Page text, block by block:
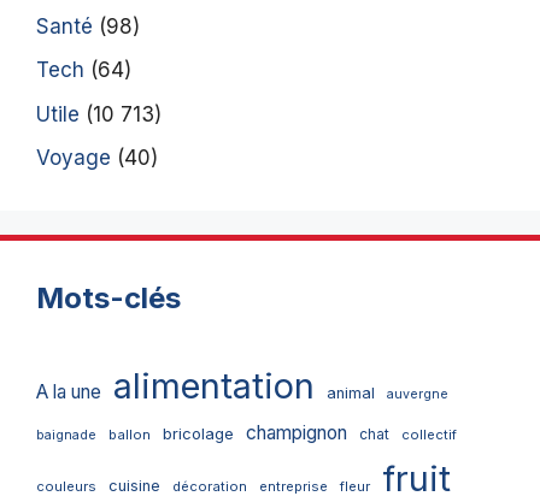
Santé (98)
Tech (64)
Utile (10 713)
Voyage (40)
Mots-clés
A la une alimentation animal auvergne
baignade ballon bricolage champignon chat collectif
couleurs cuisine décoration entreprise fleur fruit